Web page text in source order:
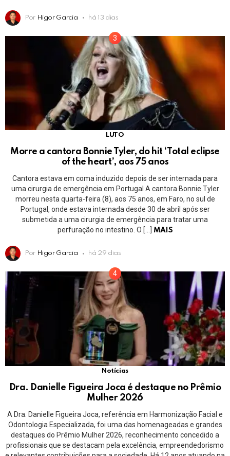
Por Higor Garcia há 13 dias
LUTO
Morre a cantora Bonnie Tyler, do hit ‘Total eclipse
of the heart’, aos 75 anos
Cantora estava em coma induzido depois de ser internada para
uma cirurgia de emergência em Portugal A cantora Bonnie Tyler
morreu nesta quarta-feira (8), aos 75 anos, em Faro, no sul de
Portugal, onde estava internada desde 30 de abril após ser
submetida a uma cirurgia de emergência para tratar uma
perfuração no intestino. O […]
MAIS
Por Higor Garcia há 29 dias
Notícias
Dra. Danielle Figueira Joca é destaque no Prêmio
Mulher 2026
A Dra. Danielle Figueira Joca, referência em Harmonização Facial e
Odontologia Especializada, foi uma das homenageadas e grandes
destaques do Prêmio Mulher 2026, reconhecimento concedido a
profissionais que se destacam pela excelência, empreendedorismo